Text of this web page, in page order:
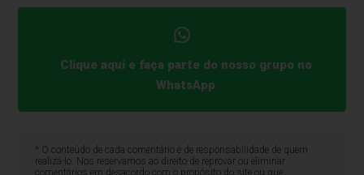
Clique aqui e faça parte do nosso grupo no
WhatsApp
* O conteúdo de cada comentário é de responsabilidade de quem
realizá-lo. Nos reservamos ao direito de reprovar ou eliminar